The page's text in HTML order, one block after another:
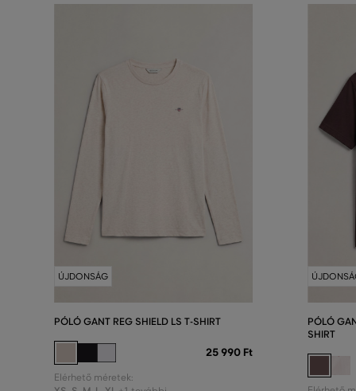
ÚJDONSÁG
PÓLÓ GANT REG SHIELD LS T-SHIRT
25 990 Ft
Elérhető méretek:
PÓLÓ
SHIRT